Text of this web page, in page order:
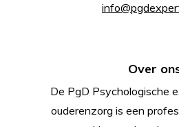
Over
De PgD Psychologische
ouderenzorg is een